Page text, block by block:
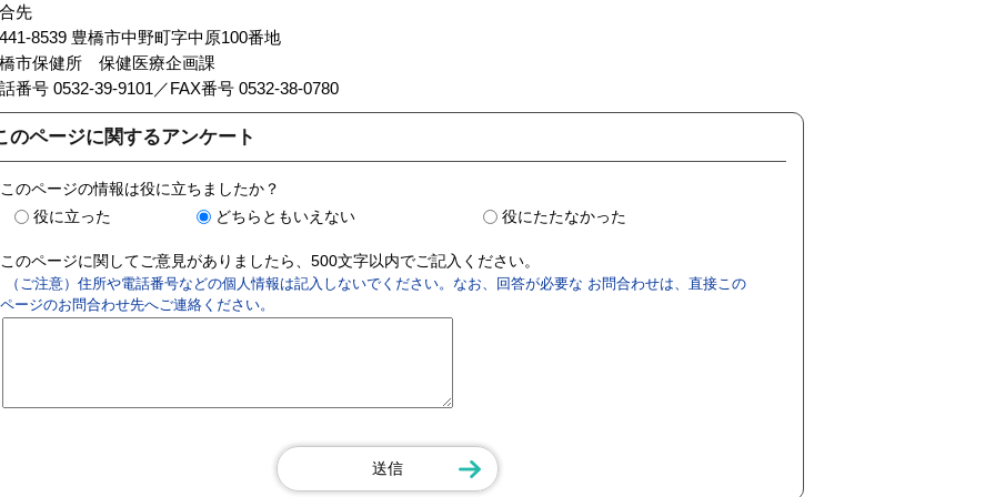
先
8539 豊橋市中野町字中原100番地
市保健所 保健医療企画課
番号 0532-39-9101／FAX番号 0532-38-0780
のページに関するアンケート
このページの情報は役に立ちましたか？
役に立った
どちらともいえない 役にたたなかった
このページに関してご意見がありましたら、500文字以内でご記入ください。
（ご注意）住所や電話番号などの個人情報は記入しないでください。なお、回答が必要な お問合わせは、直接この
ページのお問合わせ先へご連絡ください。